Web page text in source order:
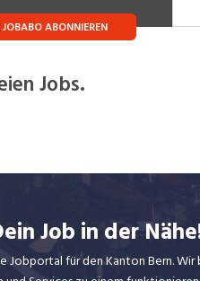
ABONNIEREN
Jobs.
Job in der
Jobportal für den Kanton Bern.